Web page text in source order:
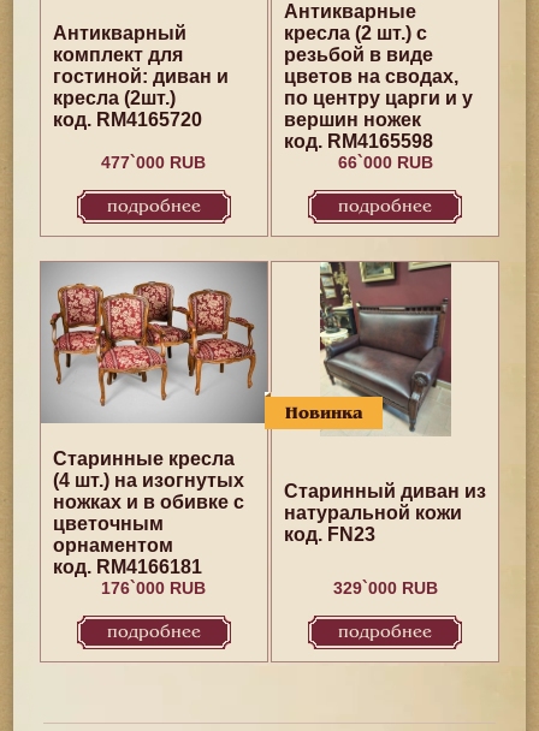
Антикварный
комплект для
гостиной: диван и
кресла (2шт.)
код. RM4165720
477`000 RUB
подробнее
Антикварные
кресла (2 шт.) с
резьбой в виде
цветов на сводах,
по центру царги и у
вершин ножек
код. RM4165598
66`000 RUB
подробнее
Старинные кресла
(4 шт.) на изогнутых
ножках и в обивке с
цветочным
орнаментом
код. RM4166181
176`000 RUB
подробнее
Новинка
Старинный диван из
натуральной кожи
код. FN23
329`000 RUB
подробнее